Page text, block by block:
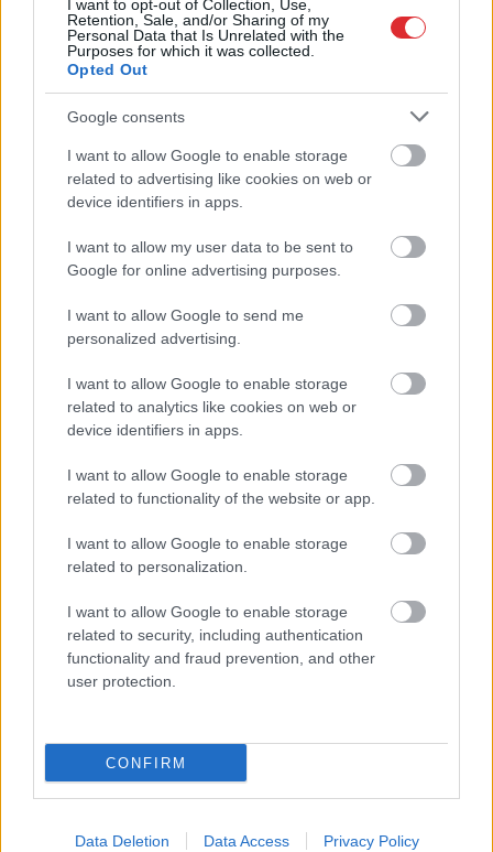
I want to opt-out of Collection, Use,
Retention, Sale, and/or Sharing of my
Personal Data that Is Unrelated with the
Purposes for which it was collected.
Opted Out
Google consents
I want to allow Google to enable storage
related to advertising like cookies on web or
device identifiers in apps.
I want to allow my user data to be sent to
Google for online advertising purposes.
I want to allow Google to send me
personalized advertising.
I want to allow Google to enable storage
related to analytics like cookies on web or
device identifiers in apps.
I want to allow Google to enable storage
related to functionality of the website or app.
I want to allow Google to enable storage
related to personalization.
I want to allow Google to enable storage
related to security, including authentication
functionality and fraud prevention, and other
user protection.
CONFIRM
Data Deletion Data Access Privacy Policy
“Tā sanāca, ka iemīlējās
divi cilvēki ar lielu gadu
starpību,” Linda Kalniņa
pirmo reizi publiski
apstiprina laulību ar
Džilindžeru
TESTS. Tikai cilvēki ar
iegūt 80% šajā lauku
gudrību testā
Modris Konovalovs
atklāj, ko ekspertīzē
konstatēja nošauto
suņu kuņģos
Atcelt Ziņot